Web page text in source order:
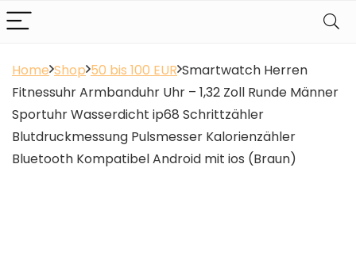
Home Shop 50 bis 100 EUR Smartwatch Herren
Fitnessuhr Armbanduhr Uhr – 1,32 Zoll Runde Männer
Sportuhr Wasserdicht ip68 Schrittzähler
Blutdruckmessung Pulsmesser Kalorienzähler
Bluetooth Kompatibel Android mit ios (Braun)